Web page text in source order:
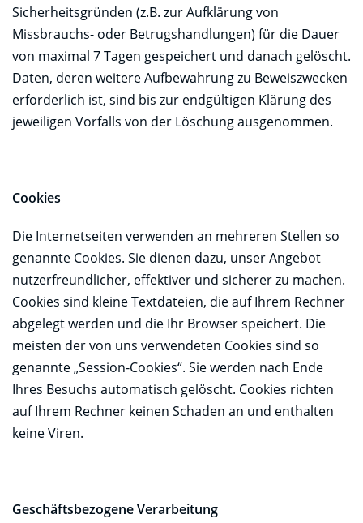
Sicherheitsgründen (z.B. zur Aufklärung von
Missbrauchs- oder Betrugshandlungen) für die Dauer
von maximal 7 Tagen gespeichert und danach gelöscht.
Daten, deren weitere Aufbewahrung zu Beweiszwecken
erforderlich ist, sind bis zur endgültigen Klärung des
jeweiligen Vorfalls von der Löschung ausgenommen.
Cookies
Die Internetseiten verwenden an mehreren Stellen so
genannte Cookies. Sie dienen dazu, unser Angebot
nutzerfreundlicher, effektiver und sicherer zu machen.
Cookies sind kleine Textdateien, die auf Ihrem Rechner
abgelegt werden und die Ihr Browser speichert. Die
meisten der von uns verwendeten Cookies sind so
genannte „Session-Cookies“. Sie werden nach Ende
Ihres Besuchs automatisch gelöscht. Cookies richten
auf Ihrem Rechner keinen Schaden an und enthalten
keine Viren.
Geschäftsbezogene Verarbeitung